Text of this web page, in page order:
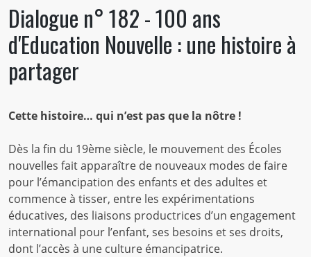
Dialogue n° 182 - 100 ans
d'Education Nouvelle : une histoire à
partager
Cette histoire… qui n’est pas que la nôtre !
Dès la fin du 19ème siècle, le mouvement des Écoles
nouvelles fait apparaître de nouveaux modes de faire
pour l’émancipation des enfants et des adultes et
commence à tisser, entre les expérimentations
éducatives, des liaisons productrices d’un engagement
international pour l’enfant, ses besoins et ses droits,
dont l’accès à une culture émancipatrice.